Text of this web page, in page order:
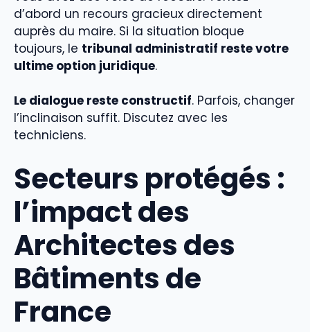
d’abord un recours gracieux directement
auprès du maire. Si la situation bloque
toujours, le tribunal administratif reste votre
ultime option juridique.
Le dialogue reste constructif. Parfois, changer
l’inclinaison suffit. Discutez avec les
techniciens.
Secteurs protégés :
l’impact des
Architectes des
Bâtiments de
France